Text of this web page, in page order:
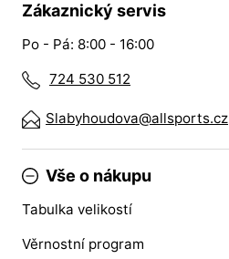
Zákaznický servis
Po - Pá: 8:00 - 16:00
724 530 512
Slabyhoudova@allsports.cz
Vše o nákupu
Tabulka velikostí
Věrnostní program